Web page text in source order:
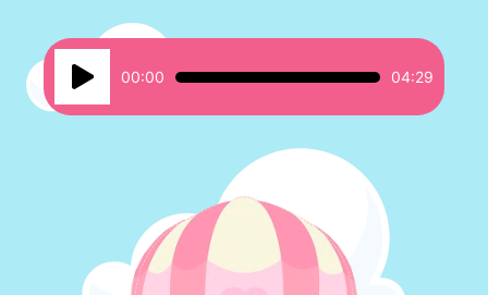
Reproductor
de
audio
00:00 04:29